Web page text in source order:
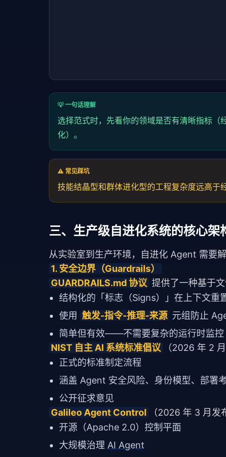
💡 一句话理解
选择范式时，先看你的领域是否有清晰指标
化）。
⚠️ 常见踩坑
技能结晶型和群体进化型的工程复杂度远高于
三、生产级自进化系统的核心架
从实验室到生产环境，自进化 Agent 需要
1. 安全边界（Guardrails）
GUARDRAILS.md 协议 提供了一种基于文
结构化的「标志（Signs）」在上下文重
使用 触发-指令-推理-来源 元组防止
简单但有效——不需要复杂的运行时监控
NIST 自主 AI 系统标准倡议
（2026 年 2
正式的标准制定流程
涵盖 Agent 安全风险、身份模型、部署
公开征求意见
Galileo Agent Control
（2026 年 3 月发
开源（Apache 2.0）控制平面
大规模治理 AI Agent